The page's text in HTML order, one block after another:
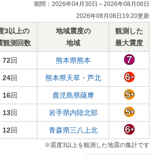
期間：2026年04月30日～2026年08月08日
2026年08月08日19:20更新
3以上の
観測回数
地域震度の
地域
観測した
最大震度
72回 熊本県熊本
24回 熊本県天草・芦北
16回 鹿児島県薩摩
13回 岩手県内陸北部
12回 青森県三八上北
※震度3以上を観測した地震の集計です